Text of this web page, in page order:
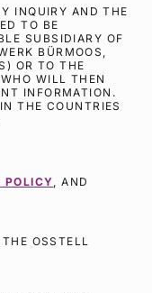
INQUIRY AND THE
TO BE
SUBSIDIARY OF
BÜRMOOS,
OR TO THE
WILL THEN
INFORMATION.
THE COUNTRIES
POLICY, AND
OSSTELL